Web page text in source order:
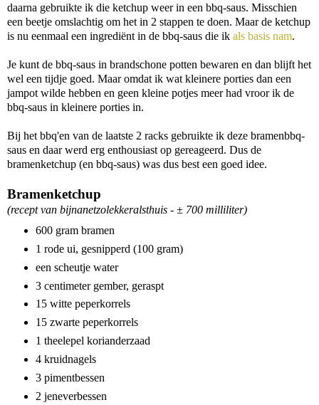
daarna gebruikte ik die ketchup weer in een bbq-saus. Misschien
een beetje omslachtig om het in 2 stappen te doen. Maar de ketchup
is nu eenmaal een ingrediënt in de bbq-saus die ik als basis nam.
Je kunt de bbq-saus in brandschone potten bewaren en dan blijft het
wel een tijdje goed. Maar omdat ik wat kleinere porties dan een
jampot wilde hebben en geen kleine potjes meer had vroor ik de
bbq-saus in kleinere porties in.
Bij het bbq'en van de laatste 2 racks gebruikte ik deze bramenbbq-
saus en daar werd erg enthousiast op gereageerd. Dus de
bramenketchup (en bbq-saus) was dus best een goed idee.
Bramenketchup
(recept van bijnanetzolekkeralsthuis - ± 700 milliliter)
600 gram bramen
1 rode ui, gesnipperd (100 gram)
een scheutje water
3 centimeter gember, geraspt
15 witte peperkorrels
15 zwarte peperkorrels
1 theelepel korianderzaad
4 kruidnagels
3 pimentbessen
2 jeneverbessen